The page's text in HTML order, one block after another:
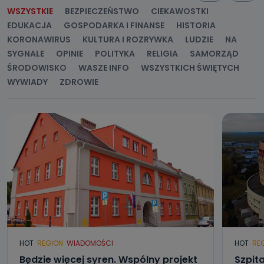
kontaktowy, adres korespondencyjny. Odbiorcą Pastwa
danych osobowych są pracownicy i współpracownicy
oraz partnerzy wspomagający administratora w jego
biznesowej działalności.
Jak skontaktować się z inspektorem
danych osobowych?
Można to zrobić pod numerem telefonu 62 735-51-05 lub
WSZYSTKIE BEZPIECZEŃSTWO
CIEKAWOSTKI
EDUKACJA
GOSPODARKA I FINANSE
HISTORIA
KORONAWIRUS
KULTURA I ROZRYWKA LUDZIE
NA
SYGNALE
OPINIE POLITYKA RELIGIA
SAMORZĄD
ŚRODOWISKO
WASZE INFO
WSZYSTKICH ŚWIĘTYCH
WYWIADY
ZDROWIE
HOT REGION WIADOMOŚCI
Będzie więcej syren. Wspólny projekt
HOT